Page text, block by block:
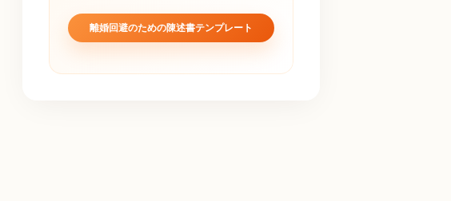
離婚回避のための陳述書テンプレート